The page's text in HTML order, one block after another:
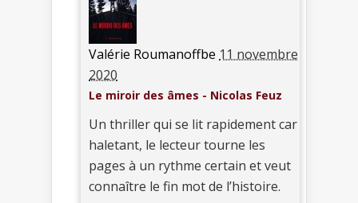
Valérie Roumanoffbe 11 novembre
2020
Le miroir des âmes - Nicolas Feuz
Un thriller qui se lit rapidement car
haletant, le lecteur tourne les
pages à un rythme certain et veut
connaître le fin mot de l’histoire.